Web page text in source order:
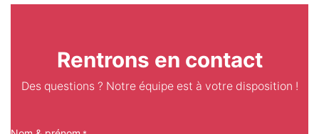
Rentrons en contact
Des questions ? Notre équipe est à votre disposition !